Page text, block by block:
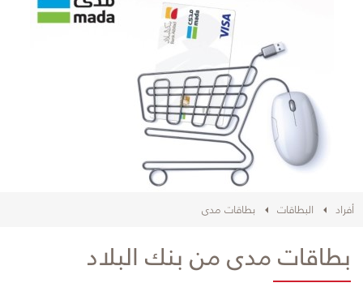
أفراد البطاقات بطاقات مدى
بطاقات مدى من بنك البلاد